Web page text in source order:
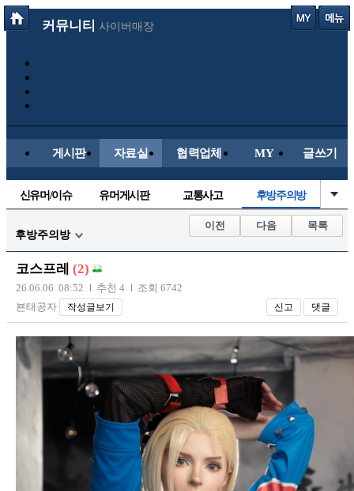
커뮤니티 사이버매장
게시판 자료실 협력업체 MY 글쓰기
신유머/이슈 유머게시판 교통사고 후방주의방
내차사진 직찍/특종
자동차사진 레이싱모델 자유사진 군사/무기
항공/해운/철도
장착시공사진
후방주의방
이전 다음 목록
코스프레 (2)
26.06.06 08:52 추천 4
조회 6742
뵨태공자
작성글보기 신고 댓글